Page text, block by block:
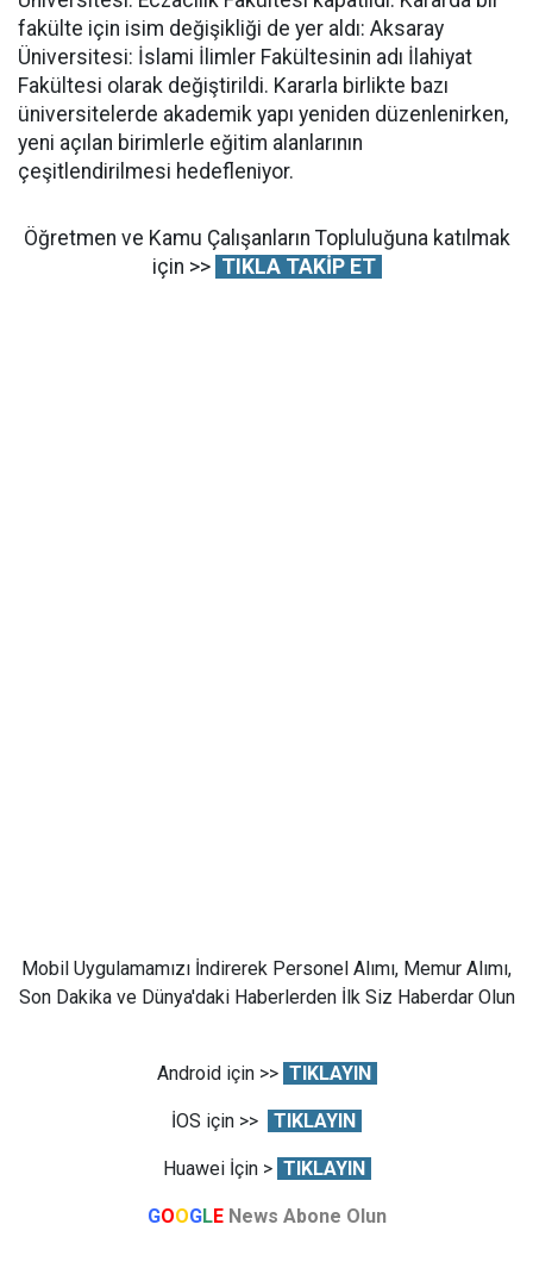
fakülte için isim değişikliği de yer aldı: Aksaray
Üniversitesi: İslami İlimler Fakültesinin adı İlahiyat
Fakültesi olarak değiştirildi. Kararla birlikte bazı
üniversitelerde akademik yapı yeniden düzenlenirken,
yeni açılan birimlerle eğitim alanlarının
çeşitlendirilmesi hedefleniyor.
Öğretmen ve Kamu Çalışanların Topluluğuna katılmak
için >> TIKLA TAKİP ET
Mobil Uygulamamızı İndirerek Personel Alımı, Memur Alımı,
Son Dakika ve Dünya'daki Haberlerden İlk Siz Haberdar Olun
Android için >> TIKLAYIN
İOS için >> TIKLAYIN
Huawei İçin > TIKLAYIN
GOOGLE News Abone Olun